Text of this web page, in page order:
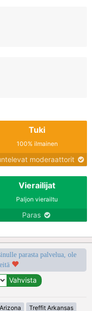
Tuki
100% ilmainen
moderaattorit
Vierailijat
Paljon vierailtu
Paras
parasta palvelua, ole
Treffit Arkansas